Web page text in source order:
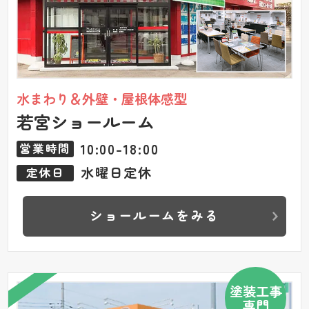
水まわり＆外壁・屋根体感型
若宮ショールーム
営業時間 10:00-18:00
定休日 水曜日定休
ショールームをみる
塗装工事